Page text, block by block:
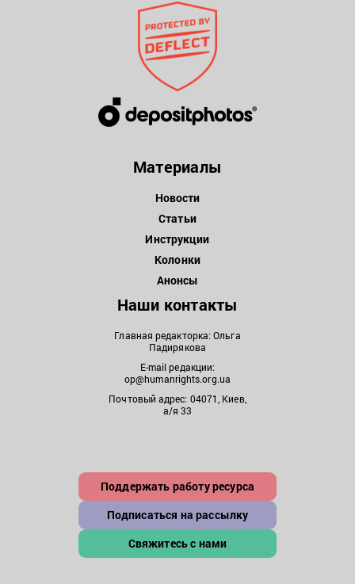
Материалы
Новости
Статьи
Инструкции
Колонки
Анонсы
Наши контакты
Главная редакторка: Ольга
Падирякова
E-mail редакции:
op@humanrights.org.ua
Почтовый адрес: 04071, Киев,
а/я 33
Поддержать работу ресурса
Подписаться на рассылку
Свяжитесь с нами